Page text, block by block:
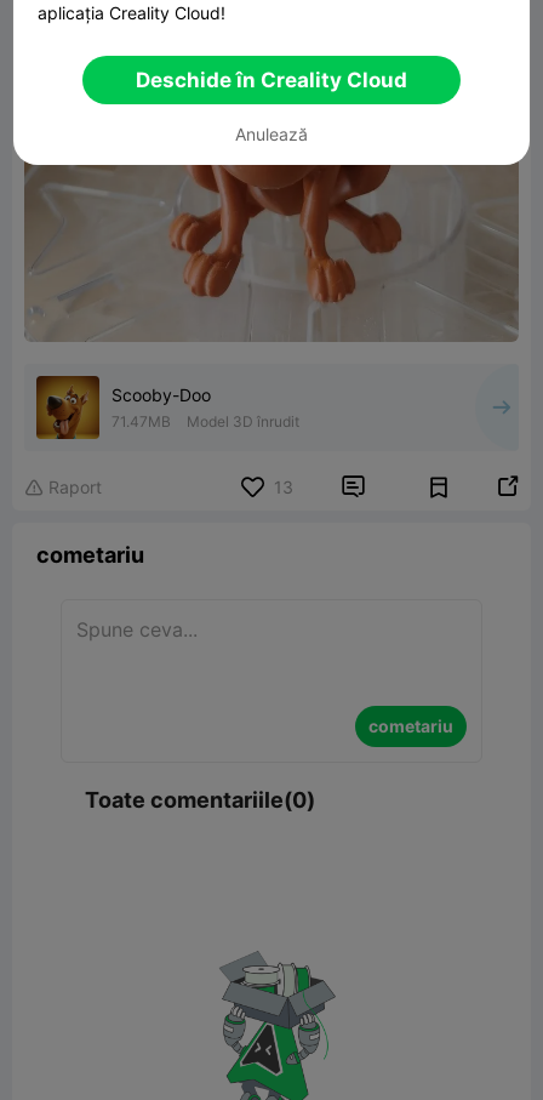
Scooby-Doo
71.47MB Model 3D înrudit
 Raport 13  
cometariu
cometariu
Toate comentariile(0)
aplicația Creality Cloud!
Deschide în Creality Cloud
Anulează